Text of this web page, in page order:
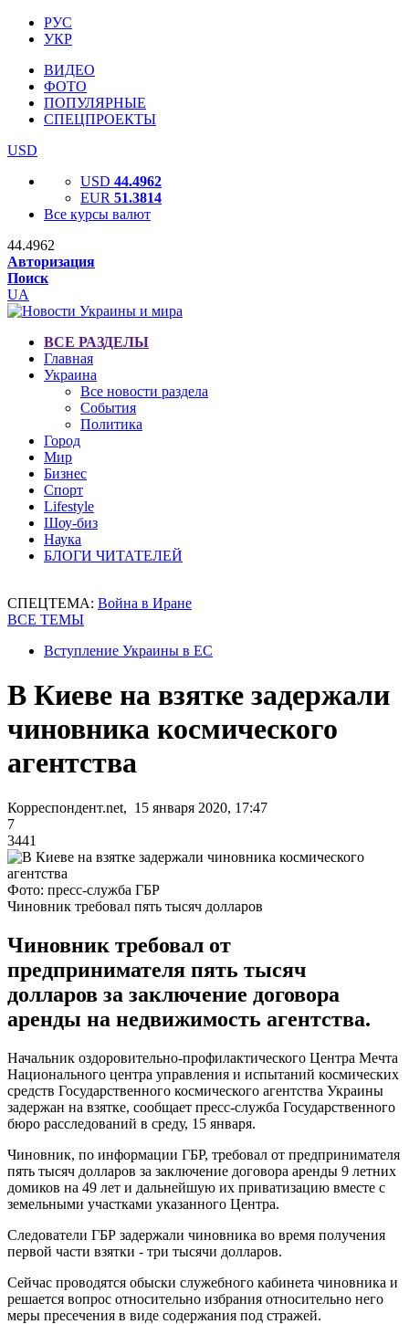
РУС
УКР
ВИДЕО
ФОТО
ПОПУЛЯРНЫЕ
СПЕЦПРОЕКТЫ
USD
USD 44.4962
EUR 51.3814
Все курсы валют
44.4962
Авторизация
Поиск
UA
ВСЕ РАЗДЕЛЫ
Главная
Украина
Все новости раздела
События
Политика
Город
Мир
Бизнес
Спорт
Lifestyle
Шоу-биз
Наука
БЛОГИ ЧИТАТЕЛЕЙ
СПЕЦТЕМА: Война в Иране
ВСЕ ТЕМЫ
Вступление Украины в ЕС
В Киеве на взятке задержали
чиновника космического
агентства
Корреспондент.net, 15 января 2020, 17:47
7
3441
Фото: пресс-служба ГБР
Чиновник требовал пять тысяч долларов
Чиновник требовал от
предпринимателя пять тысяч
долларов за заключение договора
аренды на недвижимость агентства.
Начальник оздоровительно-профилактического Центра Мечта
Национального центра управления и испытаний космических
средств Государственного космического агентства Украины
задержан на взятке, сообщает пресс-служба Государственного
бюро расследований в среду, 15 января.
Чиновник, по информации ГБР, требовал от предпринимателя
пять тысяч долларов за заключение договора аренды 9 летних
домиков на 49 лет и дальнейшую их приватизацию вместе с
земельными участками указанного Центра.
Следователи ГБР задержали чиновника во время получения
первой части взятки - три тысячи долларов.
Сейчас проводятся обыски служебного кабинета чиновника и
решается вопрос относительно избрания относительно него
меры пресечения в виде содержания под стражей.